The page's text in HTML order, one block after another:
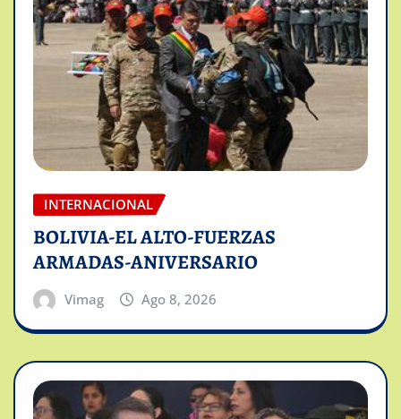
INTERNACIONAL
BOLIVIA-EL ALTO-FUERZAS
ARMADAS-ANIVERSARIO
Vimag Ago 8, 2026